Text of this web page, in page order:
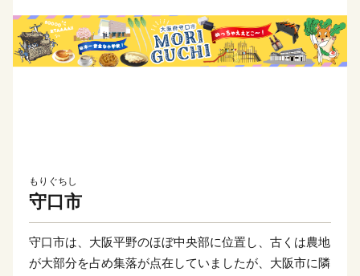
もりぐちし
守口市
守口市は、大阪平野のほぼ中央部に位置し、古くは農地
が大部分を占め集落が点在していましたが、大阪市に隣